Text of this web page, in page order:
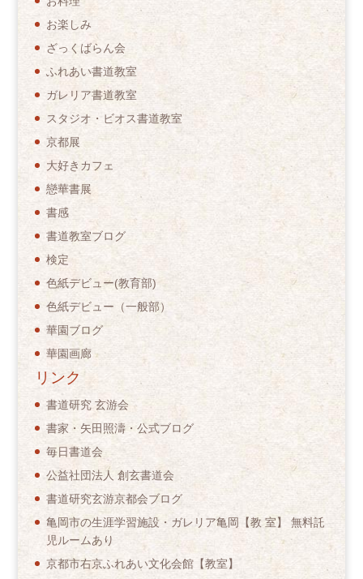
お楽しみ
ざっくばらん会
ふれあい書道教室
ガレリア書道教室
スタジオ・ビオス書道教室
京都展
大好きカフェ
戀華書展
書感
書道教室ブログ
検定
色紙デビュー(教育部)
色紙デビュー（一般部）
華園ブログ
華園画廊
リンク
書道研究 玄游会
書家・矢田照濤・公式ブログ
毎日書道会
公益社団法人 創玄書道会
書道研究玄游京都会ブログ
亀岡市の生涯学習施設・ガレリア亀岡【教 室】 無料託
児ルームあり
京都市右京ふれあい文化会館【教室】